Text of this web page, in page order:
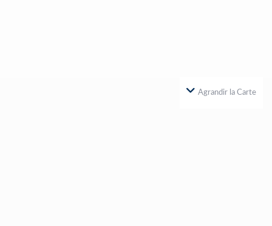
Agrandir la Carte